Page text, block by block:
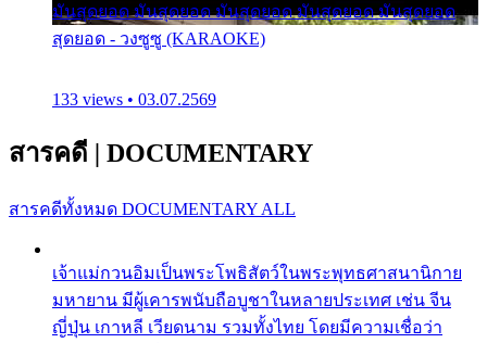
มันสุดยอด มันสุดยอด มันสุดยอด มันสุดยอด มันสุดยอด
สุดยอด - วงซูซู (KARAOKE)
133 views • 03.07.2569
สารคดี | DOCUMENTARY
สารคดีทั้งหมด DOCUMENTARY ALL
เจ้าแม่กวนอิมเป็นพระโพธิสัตว์ในพระพุทธศาสนานิกาย
มหายาน มีผู้เคารพนับถือบูชาในหลายประเทศ เช่น จีน
ญี่ปุ่น เกาหลี เวียดนาม รวมทั้งไทย โดยมีความเชื่อว่า